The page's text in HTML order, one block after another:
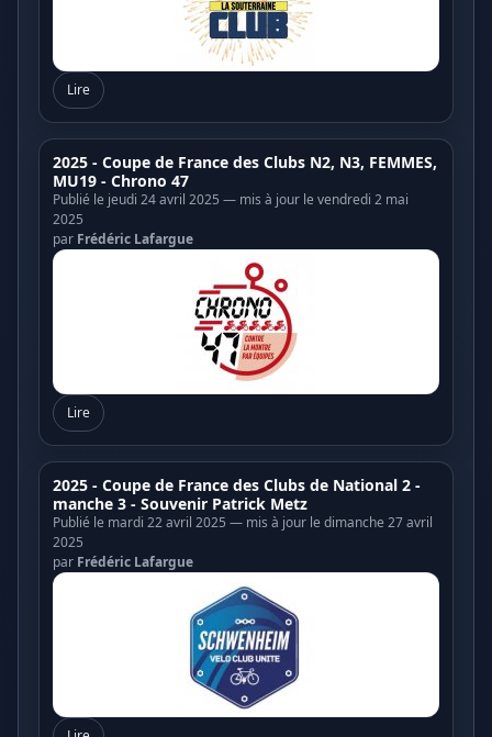
Lire
2025 - Coupe de France des Clubs N2, N3, FEMMES,
MU19 - Chrono 47
Publié le jeudi 24 avril 2025 — mis à jour le vendredi 2 mai
2025
par Frédéric Lafargue
Lire
2025 - Coupe de France des Clubs de National 2 -
manche 3 - Souvenir Patrick Metz
Publié le mardi 22 avril 2025 — mis à jour le dimanche 27 avril
2025
par Frédéric Lafargue